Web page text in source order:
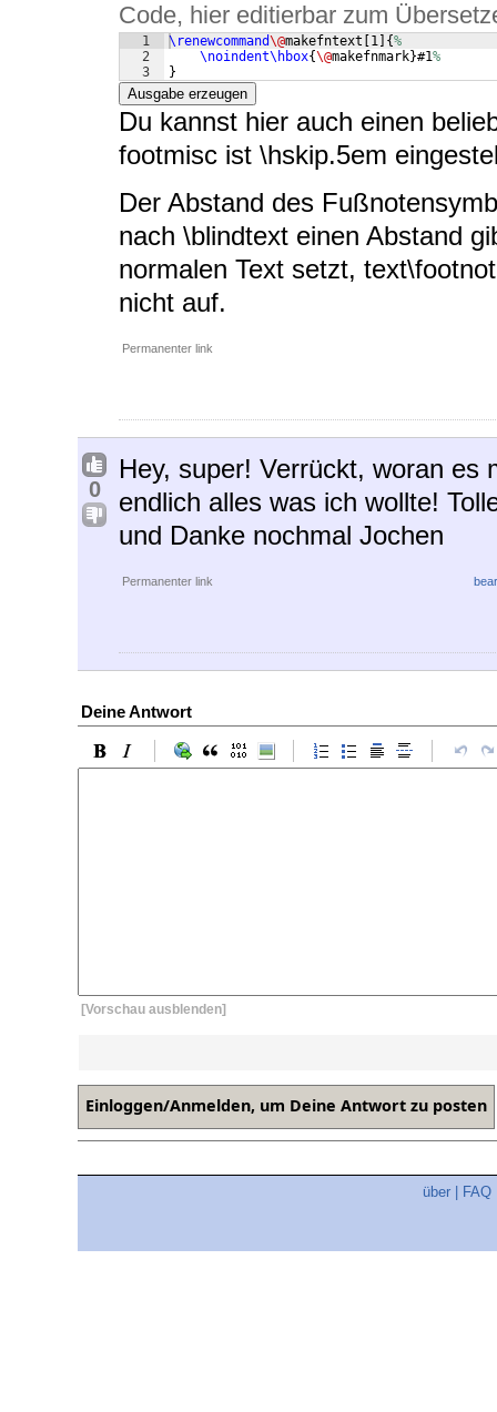
Code, hier editierbar zum
1
2
3
\renewcommand\@makefntext 1 {%
\noindent\hbox{\@makefnmark}#1%
}
Ausgabe erzeugen
Du kannst hier auch einen
footmisc ist \hskip.5em
Der Abstand des
nach \blindtext einen Abstand
normalen Text setzt,
nicht auf.
Permanenter link
0
Hey, super! Verrückt, woran es
endlich alles was ich wollte!
und Danke nochmal Jochen
Permanenter link
Deine Antwort
[Vorschau ausblenden]
über FAQ